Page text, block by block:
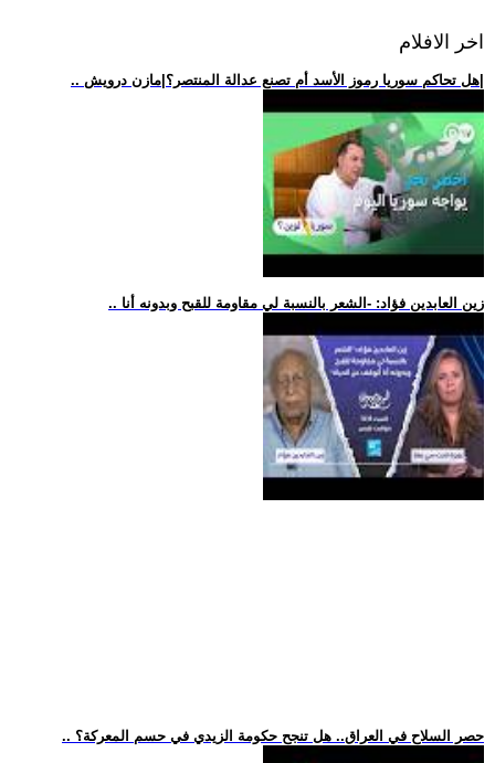
اخر الافلام
.. زين العابدين فؤاد: -الشعر بالنسبة لي مقاومة للقبح وبدونه أنا
.. حصر السلاح في العراق.. هل تنجح حكومة الزيدي في حسم المعركة؟